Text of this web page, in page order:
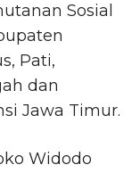
Sosial
Pati,
dan
Jawa Timur.
Widodo